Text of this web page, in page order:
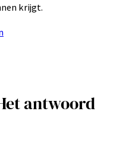
krijgt.
antwoord